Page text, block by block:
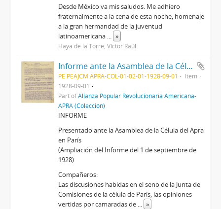
Desde México va mis saludos. Me adhiero
fraternalmente a la cena de esta noche, homenaje
a la gran hermandad de la juventud
latinoamericana ... »
Haya de la Torre, Víctor Raúl
Informe ante la Asamblea de la Célula del Apra en París, 1/9/1928
PE PEAJCM APRA-COL-01-02-01-1928-09-01
Item
1928-09-01
Part ofAlianza Popular Revolucionaria Americana-
APRA (Colección)
INFORME
Presentado ante la Asamblea de la Célula del Apra
en París
(Ampliación del Informe del 1 de septiembre de
1928)
Compañeros:
Las discusiones habidas en el seno de la Junta de
Comisiones de la célula de París, las opiniones
vertidas por camaradas de ... »